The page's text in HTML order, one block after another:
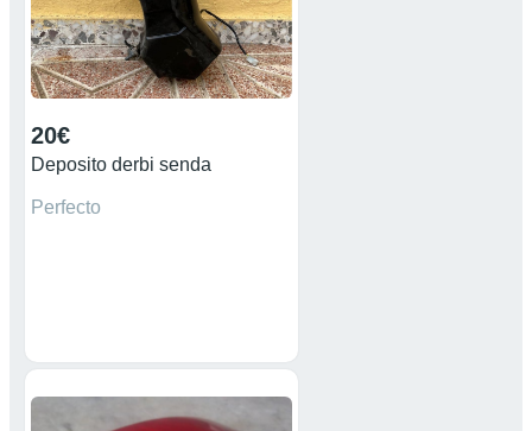
20€
Deposito derbi senda
Perfecto